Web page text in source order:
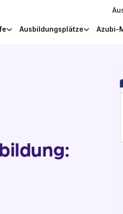
Ausbildungsplätze Azubi-